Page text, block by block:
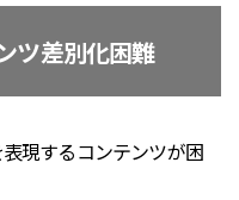
ツ差別化困難
現するコンテンツが困